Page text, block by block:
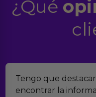
¿Qué
que hay en
porque